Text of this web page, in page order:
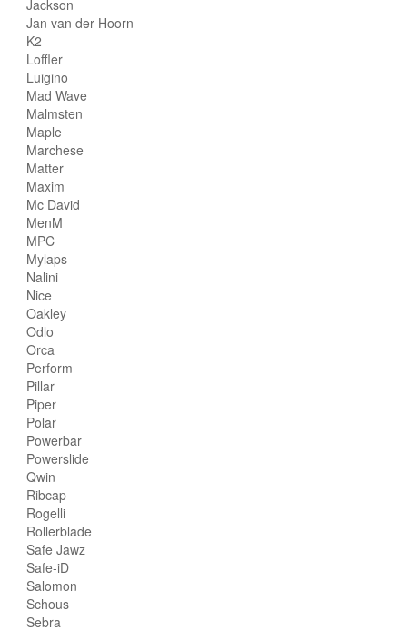
Jackson
Jan van der Hoorn
K2
Loffler
Luigino
Mad Wave
Malmsten
Maple
Marchese
Matter
Maxim
Mc David
MenM
MPC
Mylaps
Nalini
Nice
Oakley
Odlo
Orca
Perform
Pillar
Piper
Polar
Powerbar
Powerslide
Qwin
Ribcap
Rogelli
Rollerblade
Safe Jawz
Safe-iD
Salomon
Schous
Sebra